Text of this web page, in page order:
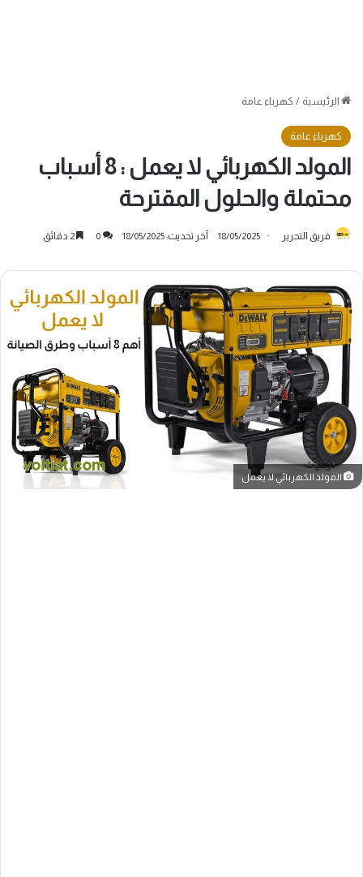
الرئيسية / كهرباء عامة
كهرباء عامة
المولد الكهربائي لا يعمل : 8 أسباب
محتملة والحلول المقترحة
فريق التحرير 18/05/2025 آخر تحديث: 18/05/2025 0
المولد الكهربائي لا يعمل